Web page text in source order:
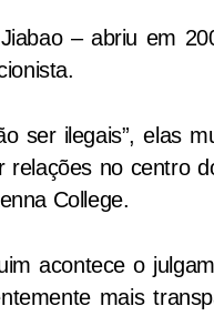
– abriu em
ser ilegais”, elas
no centro
College.
acontece o
mais